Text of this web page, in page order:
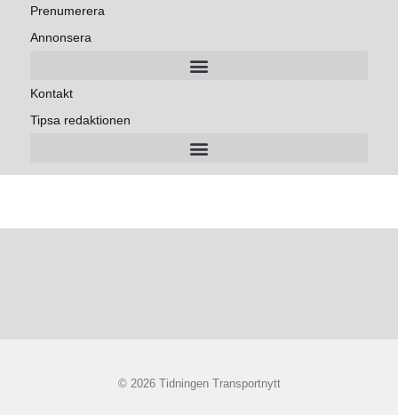
Prenumerera
Annonsera
Kontakt
Tipsa redaktionen
© 2026 Tidningen Transportnytt